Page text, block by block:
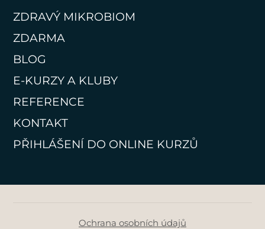
ZDRAVÝ MIKROBIOM
ZDARMA
BLOG
E-KURZY A KLUBY
REFERENCE
KONTAKT
PŘIHLÁŠENÍ DO ONLINE KURZŮ
Ochrana osobních údajů